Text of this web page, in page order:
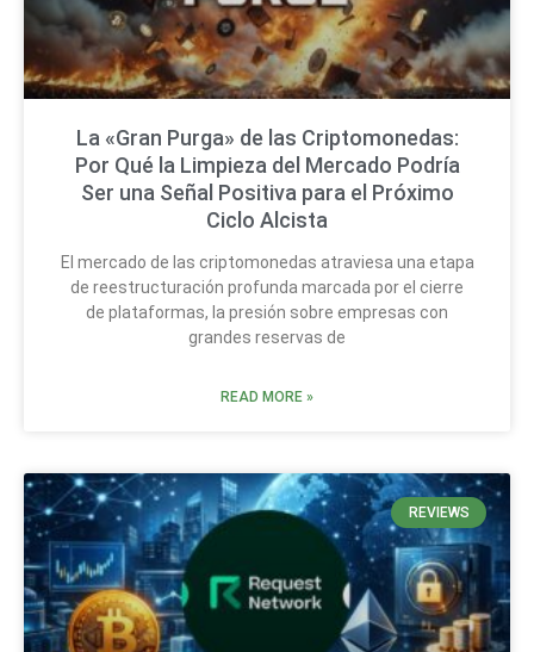
La «Gran Purga» de las Criptomonedas:
Por Qué la Limpieza del Mercado Podría
Ser una Señal Positiva para el Próximo
Ciclo Alcista
El mercado de las criptomonedas atraviesa una etapa
de reestructuración profunda marcada por el cierre
de plataformas, la presión sobre empresas con
grandes reservas de
READ MORE »
REVIEWS